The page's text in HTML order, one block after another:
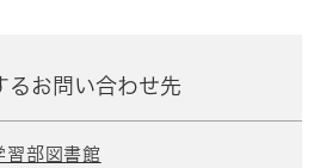
るお問い合わせ先
習部図書館